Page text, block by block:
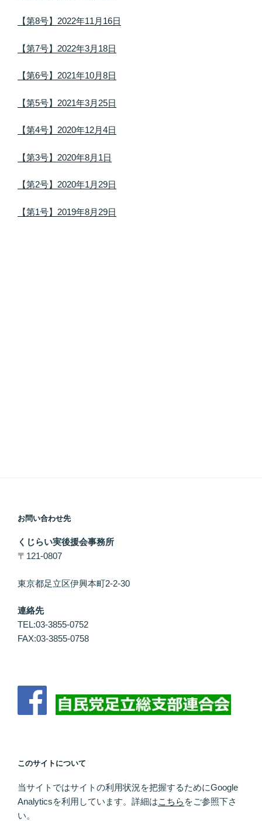
【第8号】2022年11月16日
【第7号】2022年3月18日
【第6号】2021年10月8日
【第5号】2021年3月25日
【第4号】2020年12月4日
【第3号】2020年8月1日
【第2号】2020年1月29日
【第1号】2019年8月29日
お問い合わせ先
くじらい実後援会事務所
〒121-0807
東京都足立区伊興本町2-2-30
連絡先
TEL:03-3855-0752
FAX:03-3855-0758
このサイトについて
当サイトではサイトの利用状況を把握するためにGoogle
Analyticsを利用しています。 詳細はこちら をご参照下さ
い。